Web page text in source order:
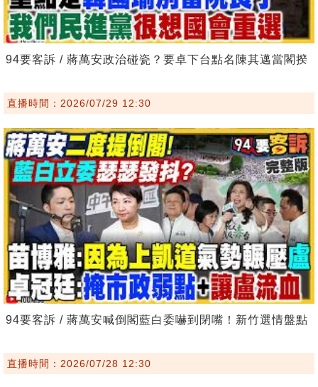
94要客訴 / 蔣萬安政治碰瓷？要卓下台點名陳其邁當閣揆
直播時間：2026/07/29 12:30
94要客訴 / 蔣萬安喊倒閣藍白委嚇到閉嘴！新竹選情盤點
直播時間：2026/07/28 12:30